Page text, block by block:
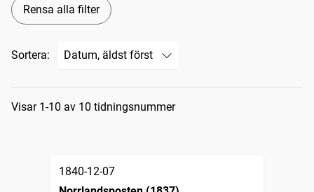
Rensa alla filter
Sortera:
Sökresultat
Visar 1-10 av 10 tidningsnummer
1840-12-07